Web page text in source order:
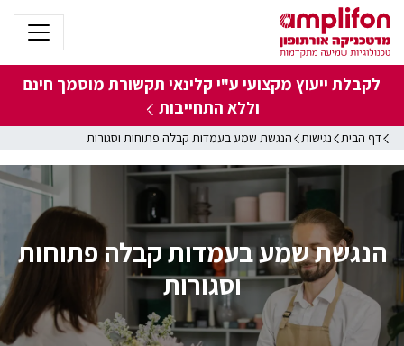
לקבלת ייעוץ מקצועי ע"י קלינאי תקשורת מוסמך חינם
וללא התחייבות
דף הבית נגישות הנגשת שמע בעמדות קבלה פתוחות וסגורות
הנגשת שמע בעמדות קבלה פתוחות
וסגורות